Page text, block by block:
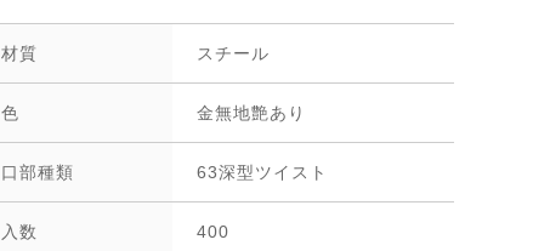
材質 スチール
色 金無地艶あり
口部種類 63深型ツイスト
入数 400